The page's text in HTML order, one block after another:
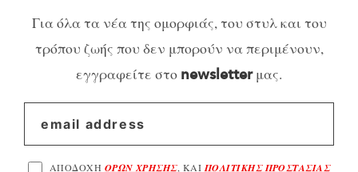
Για όλα τα νέα της ομορφιάς, του στυλ και του
τρόπου ζωής που δεν μπορούν να περιμένουν,
εγγραφείτε στο newsletterμας.
ΑΠΟΔΟΧΗ ΟΡΩΝ ΧΡΗΣΗΣ, ΚΑΙΠΟΛΙΤΙΚΗΣ ΠΡΟΣΤΑΣΙΑΣ